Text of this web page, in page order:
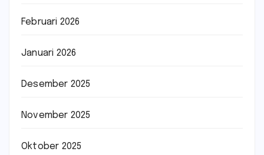
Februari 2026
Januari 2026
Desember 2025
November 2025
Oktober 2025